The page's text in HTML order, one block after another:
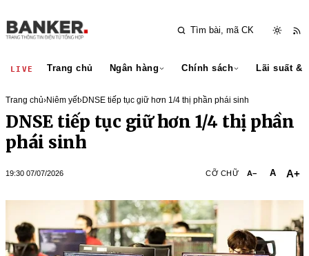
LIVE Trang chủ Ngân hàng Chính sách Lãi suất &
Trang chủ›Niêm yết›DNSE tiếp tục giữ hơn 1/4 thị phần phái sinh
DNSE tiếp tục giữ hơn 1/4 thị phần
phái sinh
19:30 07/07/2026 CỠ CHỮ A− A A+